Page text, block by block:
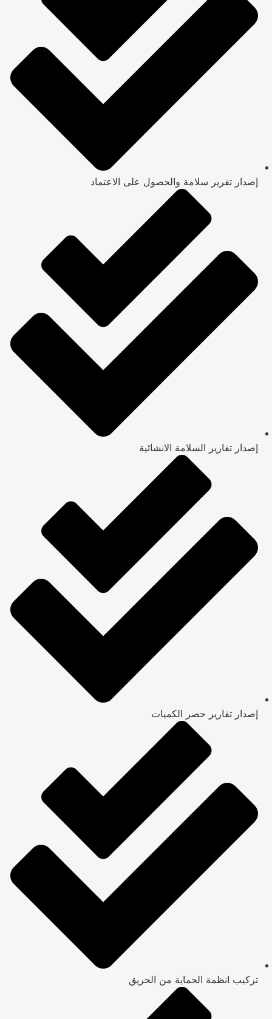
إصدار تقرير سلامة والحصول على الاعتماد
إصدار تقارير السلامة الانشائية
إصدار تقارير حصر الكميات
تركيب انظمة الحماية من الحريق